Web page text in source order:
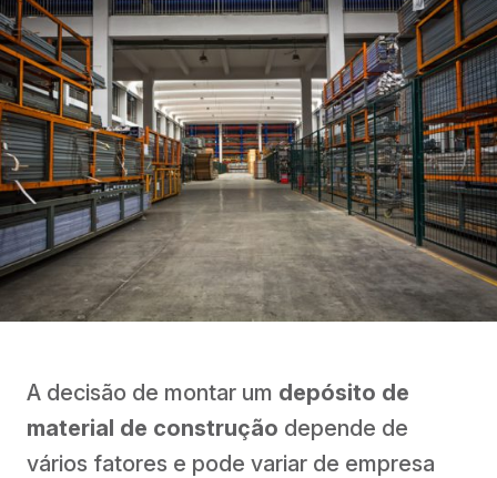
A decisão de montar um depósito de
material de construção depende de
vários fatores e pode variar de empresa